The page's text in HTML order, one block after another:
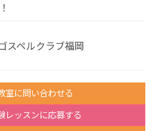
スペルクラブ福岡
室に問い合わせる
レッスンに応募する